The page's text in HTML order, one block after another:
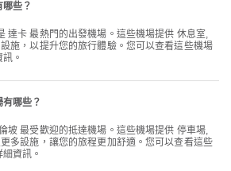
些？
達卡 最熱門的出發機場。這些機場提供 休息室,
施，以提升您的旅行體驗。您可以查看這些機場
。
哪些？
坡 最受歡迎的抵達機場。這些機場提供 停車場,
多設施，讓您的旅程更加舒適。您可以查看這些
資訊。